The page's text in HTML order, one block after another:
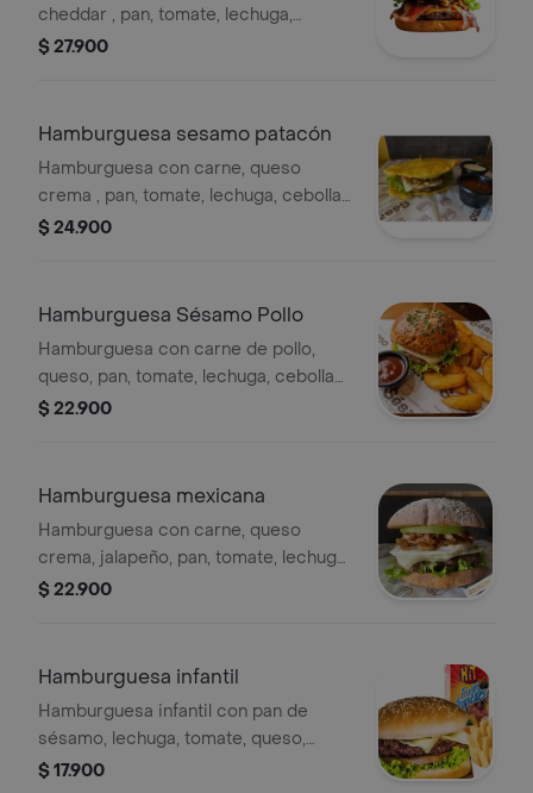
cheddar , pan, tomate, lechuga,
cebolla salteada, tocineta y salsas
$ 27.900
Hamburguesa sesamo patacón
Hamburguesa con carne, queso
crema , pan, tomate, lechuga, cebolla
salteada, patacones y salsas sesamo.
$ 24.900
Hamburguesa Sésamo Pollo
Hamburguesa con carne de pollo,
queso, pan, tomate, lechuga, cebolla
grille y salsas sesamo. acompañado
$ 22.900
Hamburguesa mexicana
Hamburguesa con carne, queso
crema, jalapeño, pan, tomate, lechuga,
cebolla, pico e gallo y salsas sesamo.
$ 22.900
Hamburguesa infantil
Hamburguesa infantil con pan de
sésamo, lechuga, tomate, queso,
papas fritas y jugo Hit de 300 ml.
$ 17.900